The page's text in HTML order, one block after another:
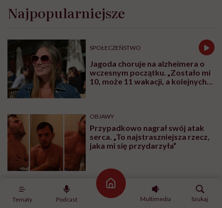
Tematy Podcast
Strona główna
Multimedia
Szukaj
Najpopularniejsze
SPOŁECZEŃSTWO
Jagoda choruje na alzheimera o
wczesnym początku. „Zostało mi
10, może 11 wakacji, a kolejnych
OBJAWY
Przypadkowo nagrał swój atak
serca. „To najstraszniejsza rzecz,
jaka mi się przydarzyła”
CHOROBY